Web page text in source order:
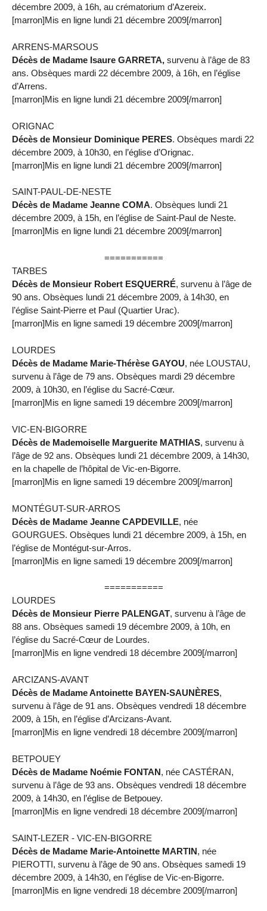
décembre 2009, à 16h, au crématorium d’Azereix.
[marron]Mis en ligne lundi 21 décembre 2009[/marron]
ARRENS-MARSOUS
Décès de Madame Isaure GARRETA, survenu à l’âge de 83
ans. Obsèques mardi 22 décembre 2009, à 16h, en l’église
d’Arrens.
[marron]Mis en ligne lundi 21 décembre 2009[/marron]
ORIGNAC
Décès de Monsieur Dominique PERES. Obsèques mardi 22
décembre 2009, à 10h30, en l’église d’Orignac.
[marron]Mis en ligne lundi 21 décembre 2009[/marron]
SAINT-PAUL-DE-NESTE
Décès de Madame Jeanne COMA. Obsèques lundi 21
décembre 2009, à 15h, en l’église de Saint-Paul de Neste.
[marron]Mis en ligne lundi 21 décembre 2009[/marron]
===========
TARBES
Décès de Monsieur Robert ESQUERRÉ, survenu à l’âge de
90 ans. Obsèques lundi 21 décembre 2009, à 14h30, en
l’église Saint-Pierre et Paul (Quartier Urac).
[marron]Mis en ligne samedi 19 décembre 2009[/marron]
LOURDES
Décès de Madame Marie-Thérèse GAYOU, née LOUSTAU,
survenu à l’âge de 79 ans. Obsèques mardi 29 décembre
2009, à 10h30, en l’église du Sacré-Cœur.
[marron]Mis en ligne samedi 19 décembre 2009[/marron]
VIC-EN-BIGORRE
Décès de Mademoiselle Marguerite MATHIAS, survenu à
l’âge de 92 ans. Obsèques lundi 21 décembre 2009, à 14h30,
en la chapelle de l’hôpital de Vic-en-Bigorre.
[marron]Mis en ligne samedi 19 décembre 2009[/marron]
MONTÉGUT-SUR-ARROS
Décès de Madame Jeanne CAPDEVILLE, née
GOURGUES. Obsèques lundi 21 décembre 2009, à 15h, en
l’église de Montégut-sur-Arros.
[marron]Mis en ligne samedi 19 décembre 2009[/marron]
===========
LOURDES
Décès de Monsieur Pierre PALENGAT, survenu à l’âge de
88 ans. Obsèques samedi 19 décembre 2009, à 10h, en
l’église du Sacré-Cœur de Lourdes.
[marron]Mis en ligne vendredi 18 décembre 2009[/marron]
ARCIZANS-AVANT
Décès de Madame Antoinette BAYEN-SAUNÈRES,
survenu à l’âge de 91 ans. Obsèques vendredi 18 décembre
2009, à 15h, en l’église d’Arcizans-Avant.
[marron]Mis en ligne vendredi 18 décembre 2009[/marron]
BETPOUEY
Décès de Madame Noémie FONTAN, née CASTÉRAN,
survenu à l’âge de 93 ans. Obsèques vendredi 18 décembre
2009, à 14h30, en l’église de Betpouey.
[marron]Mis en ligne vendredi 18 décembre 2009[/marron]
SAINT-LEZER - VIC-EN-BIGORRE
Décès de Madame Marie-Antoinette MARTIN, née
PIEROTTI, survenu à l’âge de 90 ans. Obsèques samedi 19
décembre 2009, à 14h30, en l’église de Vic-en-Bigorre.
[marron]Mis en ligne vendredi 18 décembre 2009[/marron]